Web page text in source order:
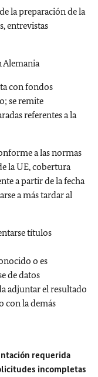
la preparación de la
entrevistas
con fondos
se remite
referentes a la
a las normas
la UE, cobertura
a partir de la fecha
a más tardar al
títulos
o es
de datos
adjuntar el resultado
con la demás
requerida
incompletas